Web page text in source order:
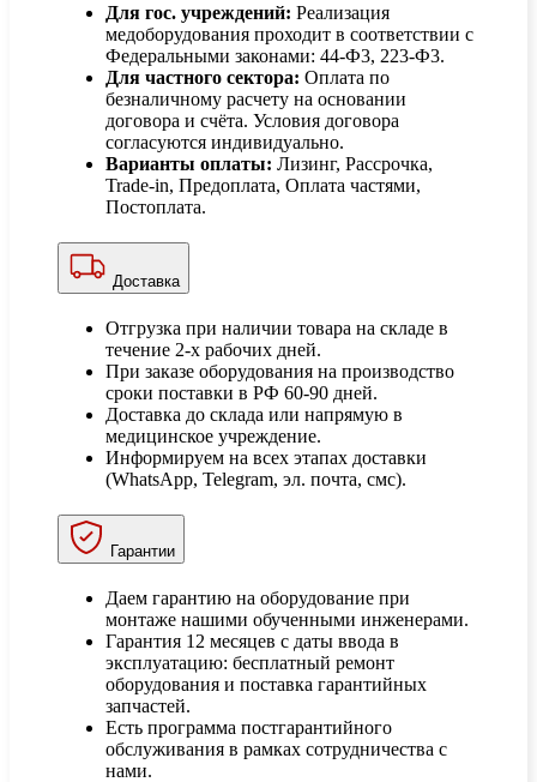
Для гос. учреждений: Реализация
медоборудования проходит в соответствии с
Федеральными законами: 44-Ф3, 223-Ф3.
Для частного сектора: Оплата по
безналичному расчету на основании
договора и счёта. Условия договора
согласуются индивидуально.
Варианты оплаты: Лизинг, Рассрочка,
Trade-in, Предоплата, Оплата частями,
Постоплата.
Доставка
Отгрузка при наличии товара на складе в
течение 2-х рабочих дней.
При заказе оборудования на производство
сроки поставки в РФ 60-90 дней.
Доставка до склада или напрямую в
медицинское учреждение.
Информируем на всех этапах доставки
(WhatsApp, Telegram, эл. почта, смс).
Гарантии
Даем гарантию на оборудование при
монтаже нашими обученными инженерами.
Гарантия 12 месяцев с даты ввода в
эксплуатацию: бесплатный ремонт
оборудования и поставка гарантийных
запчастей.
Есть программа постгарантийного
обслуживания в рамках сотрудничества с
нами.